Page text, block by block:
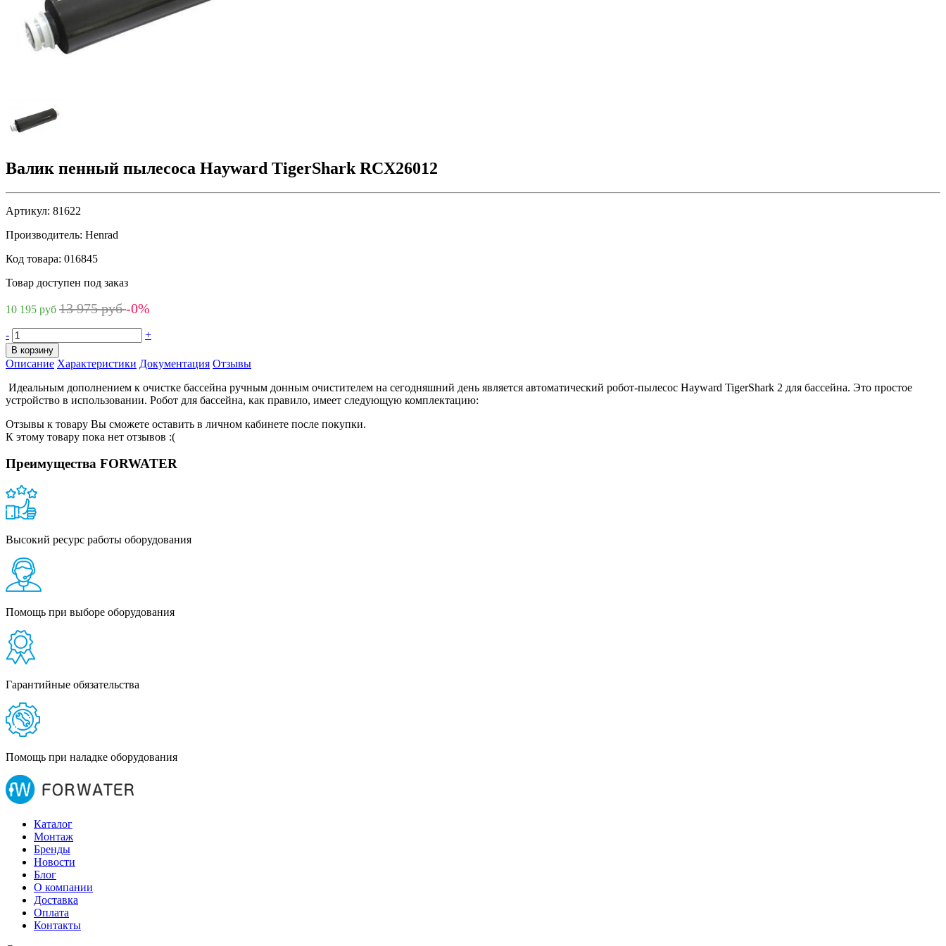
Валик пенный пылесоса Hayward TigerShark RCX26012
Артикул: 81622
Производитель: Henrad
Код товара: 016845
Товар доступен под заказ
10 195 руб 13 975 руб-0%
- +
В корзину
Описание Характеристики Документация Отзывы
Идеальным дополнением к очистке бассейна ручным донным очистителем на сегодняшний день является автоматический робот-пылесос Hayward TigerShark 2 для бассейна. Это простое
устройство в использовании. Робот для бассейна, как правило, имеет следующую комплектацию:
Отзывы к товару Вы сможете оставить в личном кабинете после покупки.
К этому товару пока нет отзывов :(
Преимущества FORWATER
Высокий ресурс работы оборудования
Помощь при выборе оборудования
Гарантийные обязательства
Помощь при наладке оборудования
Каталог
Монтаж
Бренды
Новости
Блог
О компании
Доставка
Оплата
Контакты